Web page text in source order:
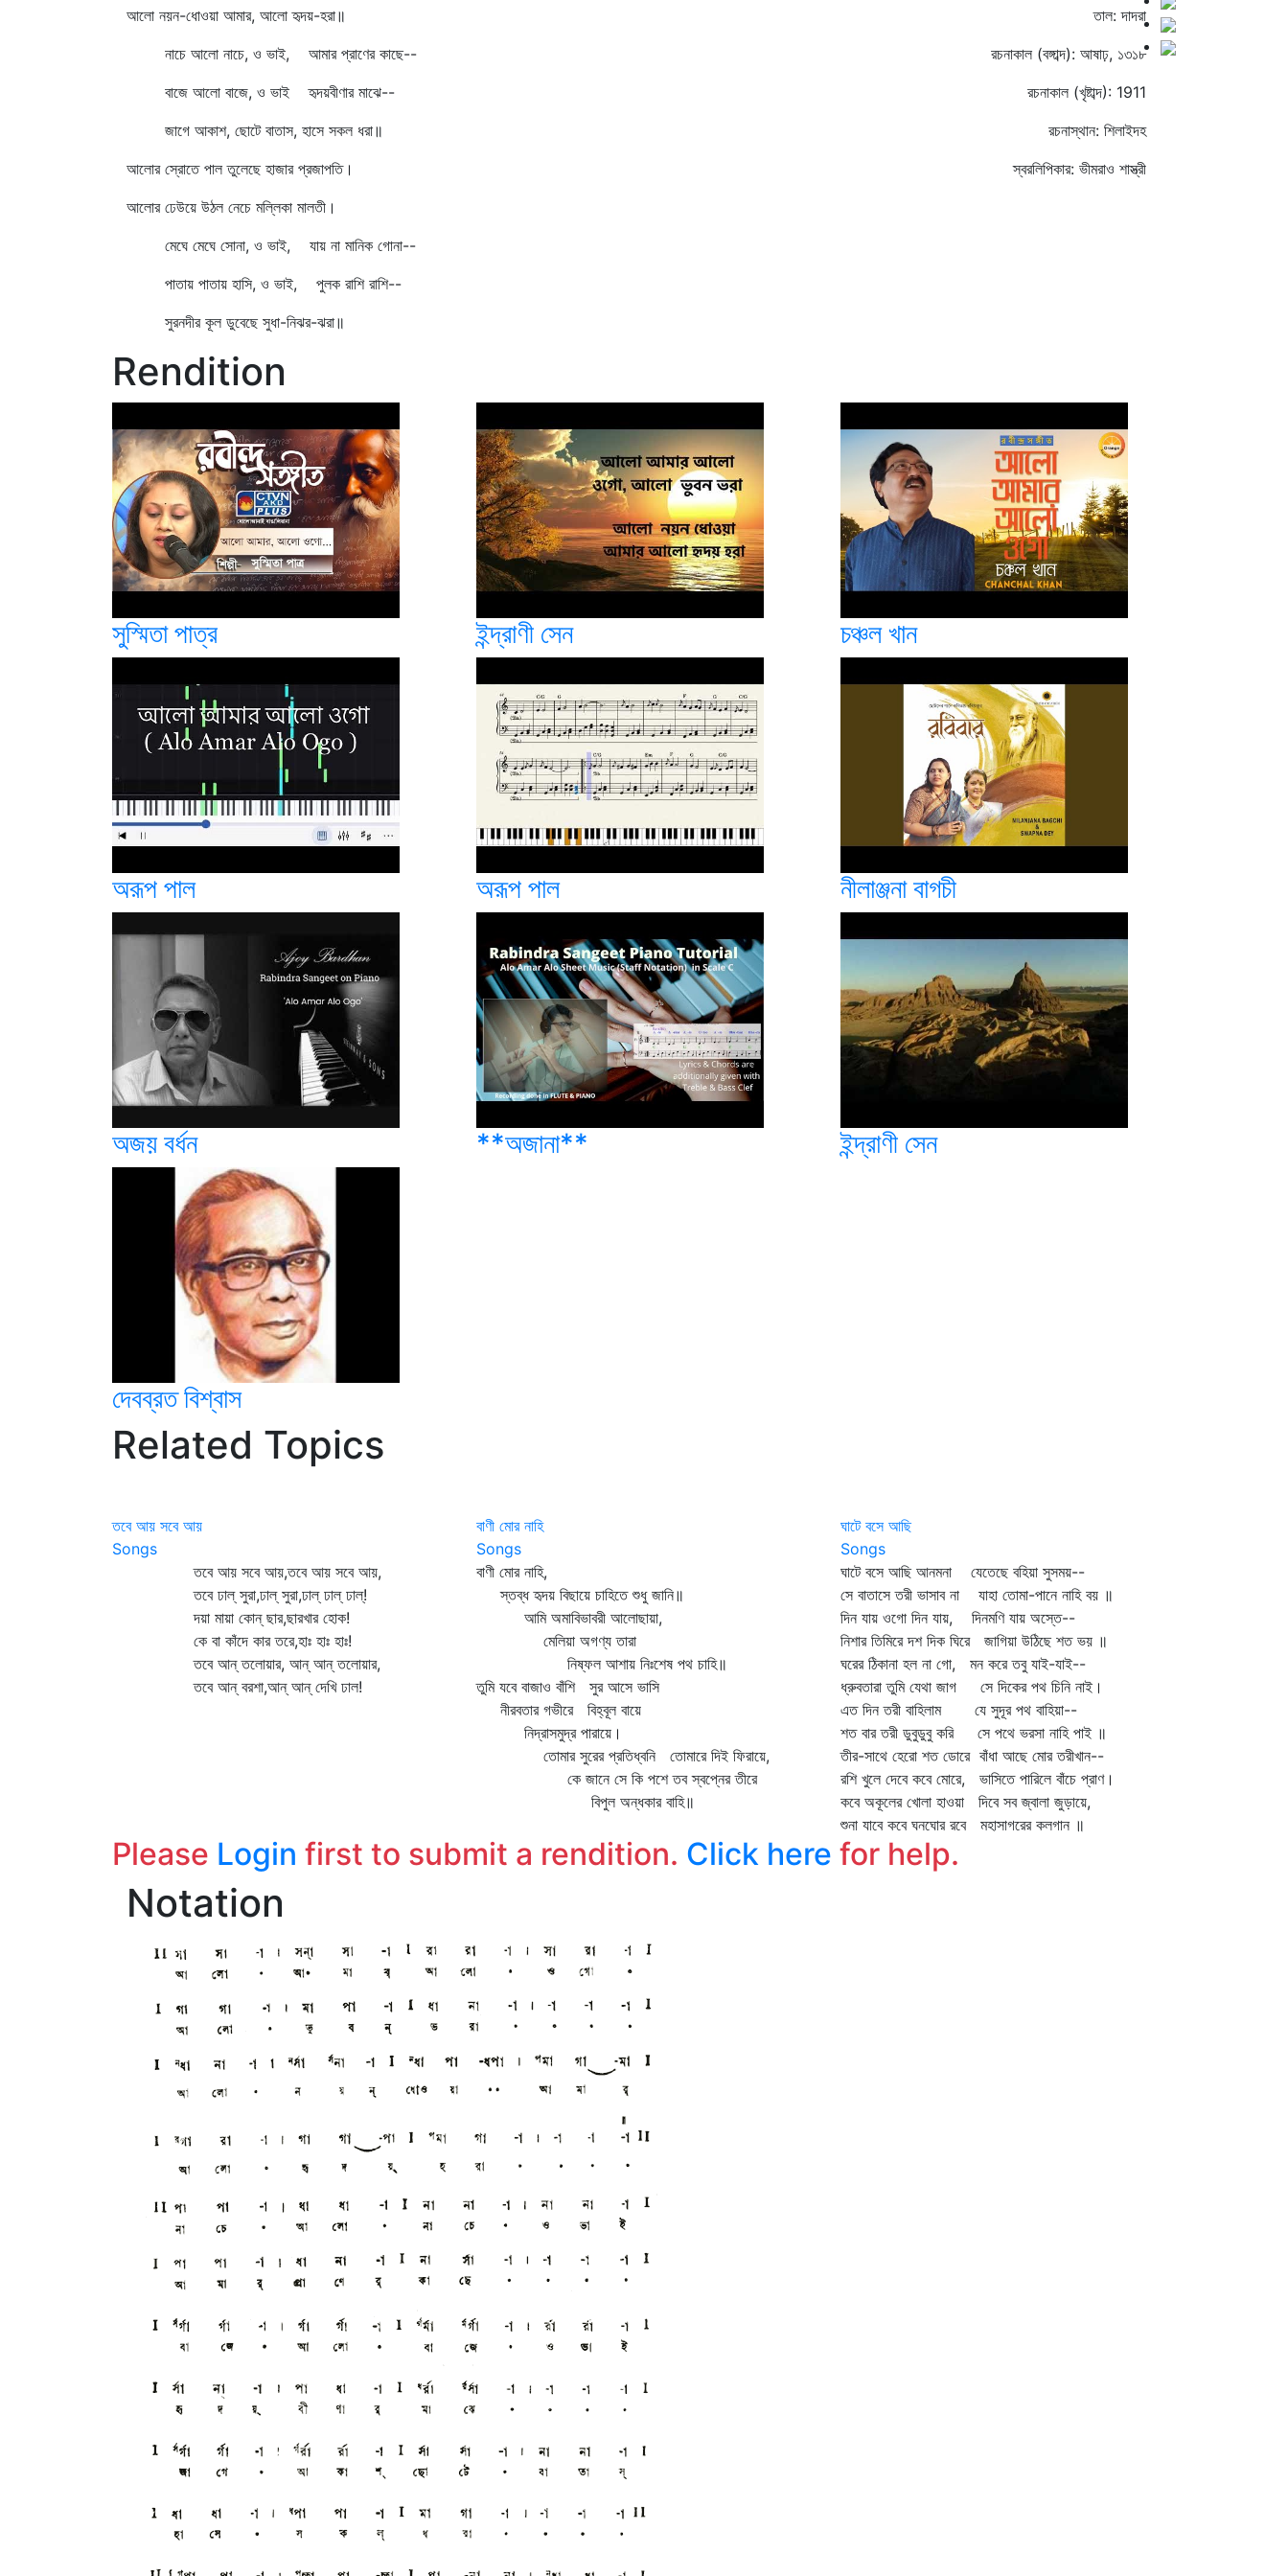
আলো নয়ন-ধোওয়া আমার, আলো হৃদয়-হরা॥
নাচে আলো নাচে, ও ভাই, আমার প্রাণের কাছে--
বাজে আলো বাজে, ও ভাই হৃদয়বীণার মাঝে--
জাগে আকাশ, ছোটে বাতাস, হাসে সকল ধরা॥
আলোর স্রোতে পাল তুলেছে হাজার প্রজাপতি।
আলোর ঢেউয়ে উঠল নেচে মল্লিকা মালতী।
মেঘে মেঘে সোনা, ও ভাই, যায় না মানিক গোনা--
পাতায় পাতায় হাসি, ও ভাই, পুলক রাশি রাশি--
সুরনদীর কূল ডুবেছে সুধা-নিঝর-ঝরা॥
তাল: দাদরা
রচনাকাল (বঙ্গাব্দ): আষাঢ়, ১৩১৮
রচনাকাল (খৃষ্টাব্দ): 1911
রচনাস্থান: শিলাইদহ
স্বরলিপিকার: ভীমরাও শাস্ত্রী
Rendition
সুস্মিতা পাত্র ইন্দ্রাণী সেন চঞ্চল খান
অরূপ পাল অরূপ পাল নীলাঞ্জনা বাগচী
অজয় বর্ধন **অজানা** ইন্দ্রাণী সেন
দেবব্রত বিশ্বাস
Related Topics
তবে আয় সবে আয়
Songs
তবে আয় সবে আয়,তবে আয় সবে আয়,
তবে ঢাল্‌ সুরা,ঢাল্‌ সুরা,ঢাল্‌ ঢাল্‌ ঢাল্‌!
দয়া মায়া কোন্‌ ছার,ছারখার হোক!
কে বা কাঁদে কার তরে,হাঃ হাঃ হাঃ!
তবে আন্‌ তলোয়ার, আন্‌ আন্‌ তলোয়ার,
তবে আন্‌ বরশা,আন্‌ আন্‌ দেখি ঢাল!
বাণী মোর নাহি
Songs
বাণী মোর নাহি,
স্তব্ধ হৃদয় বিছায়ে চাহিতে শুধু জানি॥
আমি অমাবিভাবরী আলোছায়া,
মেলিয়া অগণ্য তারা
নিষ্ফল আশায় নিঃশেষ পথ চাহি॥
তুমি যবে বাজাও বাঁশি সুর আসে ভাসি
নীরবতার গভীরে বিহ্বূল বায়ে
নিদ্রাসমুদ্র পারায়ে।
তোমার সুরের প্রতিধ্বনি তোমারে দিই ফিরায়ে,
কে জানে সে কি পশে তব স্বপ্নের তীরে
বিপুল অন্ধকার বাহি॥
ঘাটে বসে আছি
Songs
ঘাটে বসে আছি আনমনা যেতেছে বহিয়া সুসময়--
সে বাতাসে তরী ভাসাব না যাহা তোমা-পানে নাহি বয় ॥
দিন যায় ওগো দিন যায়, দিনমণি যায় অস্তে--
নিশার তিমিরে দশ দিক ঘিরে জাগিয়া উঠিছে শত ভয় ॥
ঘরের ঠিকানা হল না গো, মন করে তবু যাই-যাই--
ধ্রুবতারা তুমি যেথা জাগ সে দিকের পথ চিনি নাই।
এত দিন তরী বাহিলাম যে সুদূর পথ বাহিয়া--
শত বার তরী ডুবুডুবু করি সে পথে ভরসা নাহি পাই ॥
তীর-সাথে হেরো শত ডোরে বাঁধা আছে মোর তরীখান--
রশি খুলে দেবে কবে মোরে, ভাসিতে পারিলে বাঁচে প্রাণ।
কবে অকূলের খোলা হাওয়া দিবে সব জ্বালা জুড়ায়ে,
শুনা যাবে কবে ঘনঘোর রবে মহাসাগরের কলগান ॥
Please Login first to submit a rendition. Click here for help.
Notation